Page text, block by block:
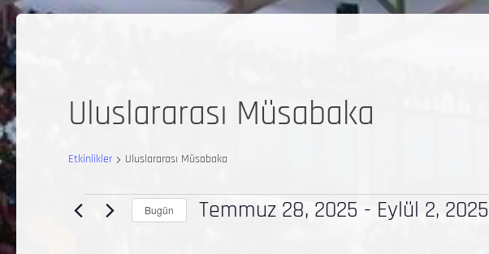
Uluslararası Müsabaka
Etkinlikler Uluslararası Müsabaka
Bugün Temmuz 28, 2025 - Eylül 2, 2025